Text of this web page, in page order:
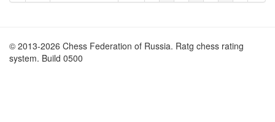
© 2013-2026 Chess Federation of Russia. Ratg chess rating
system. Build 0500